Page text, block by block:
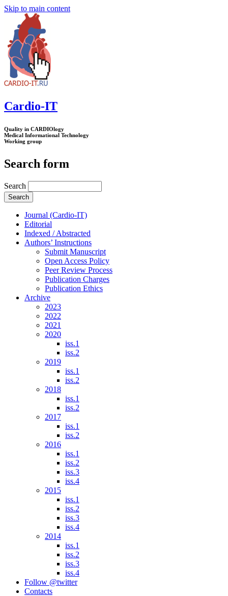
Skip to main content
Cardio-IT
Quality in CARDIOlogy
Medical Informational Technology
Working group
Search form
Search
Journal (Cardio-IT)
Editorial
Indexed / Abstracted
Authors’ Instructions
Submit Manuscript
Open Access Policy
Peer Review Process
Publication Charges
Publication Ethics
Archive
2023
2022
2021
2020
iss.1
iss.2
2019
iss.1
iss.2
2018
iss.1
iss.2
2017
iss.1
iss.2
2016
iss.1
iss.2
iss.3
iss.4
2015
iss.1
iss.2
iss.3
iss.4
2014
iss.1
iss.2
iss.3
iss.4
Follow @twitter
Contacts